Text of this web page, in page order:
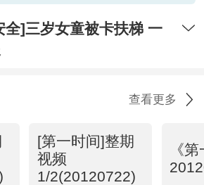
全]三岁女童被卡扶梯 一
查看更多
[第一时间]整期
视频
1/2(20120722)
《